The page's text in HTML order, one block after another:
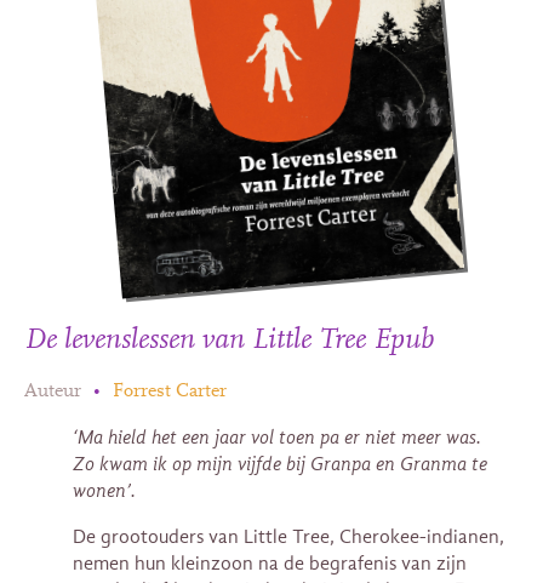
De levenslessen van Little Tree Epub
Auteur • Forrest Carter
‘Ma hield het een jaar vol toen pa er niet meer was.
Zo kwam ik op mijn vijfde bij Granpa en Granma te
wonen’.
De grootouders van Little Tree, Cherokee-indianen,
nemen hun kleinzoon na de begrafenis van zijn